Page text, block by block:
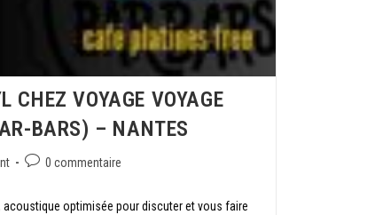
CHEZ VOYAGE VOYAGE
BARS) – NANTES
0 commentaire
optimisée pour discuter et vous faire